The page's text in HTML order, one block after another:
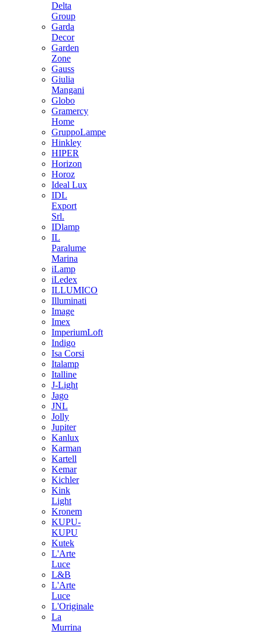
Delta
Group
Garda
Decor
Garden
Zone
Gauss
Giulia
Mangani
Globo
Gramercy
Home
GruppoLampe
Hinkley
HIPER
Horizon
Horoz
Ideal Lux
IDL
Export
Srl.
IDlamp
IL
Paralume
Marina
iLamp
iLedex
ILLUMICO
Illuminati
Image
Imex
ImperiumLoft
Indigo
Isa Corsi
Italamp
Italline
J-Light
Jago
JNL
Jolly
Jupiter
Kanlux
Karman
Kartell
Kemar
Kichler
Kink
Light
Kronem
KUPU-
KUPU
Kutek
L'Arte
Luce
L&B
L'Arte
Luce
L'Originale
La
Murrina